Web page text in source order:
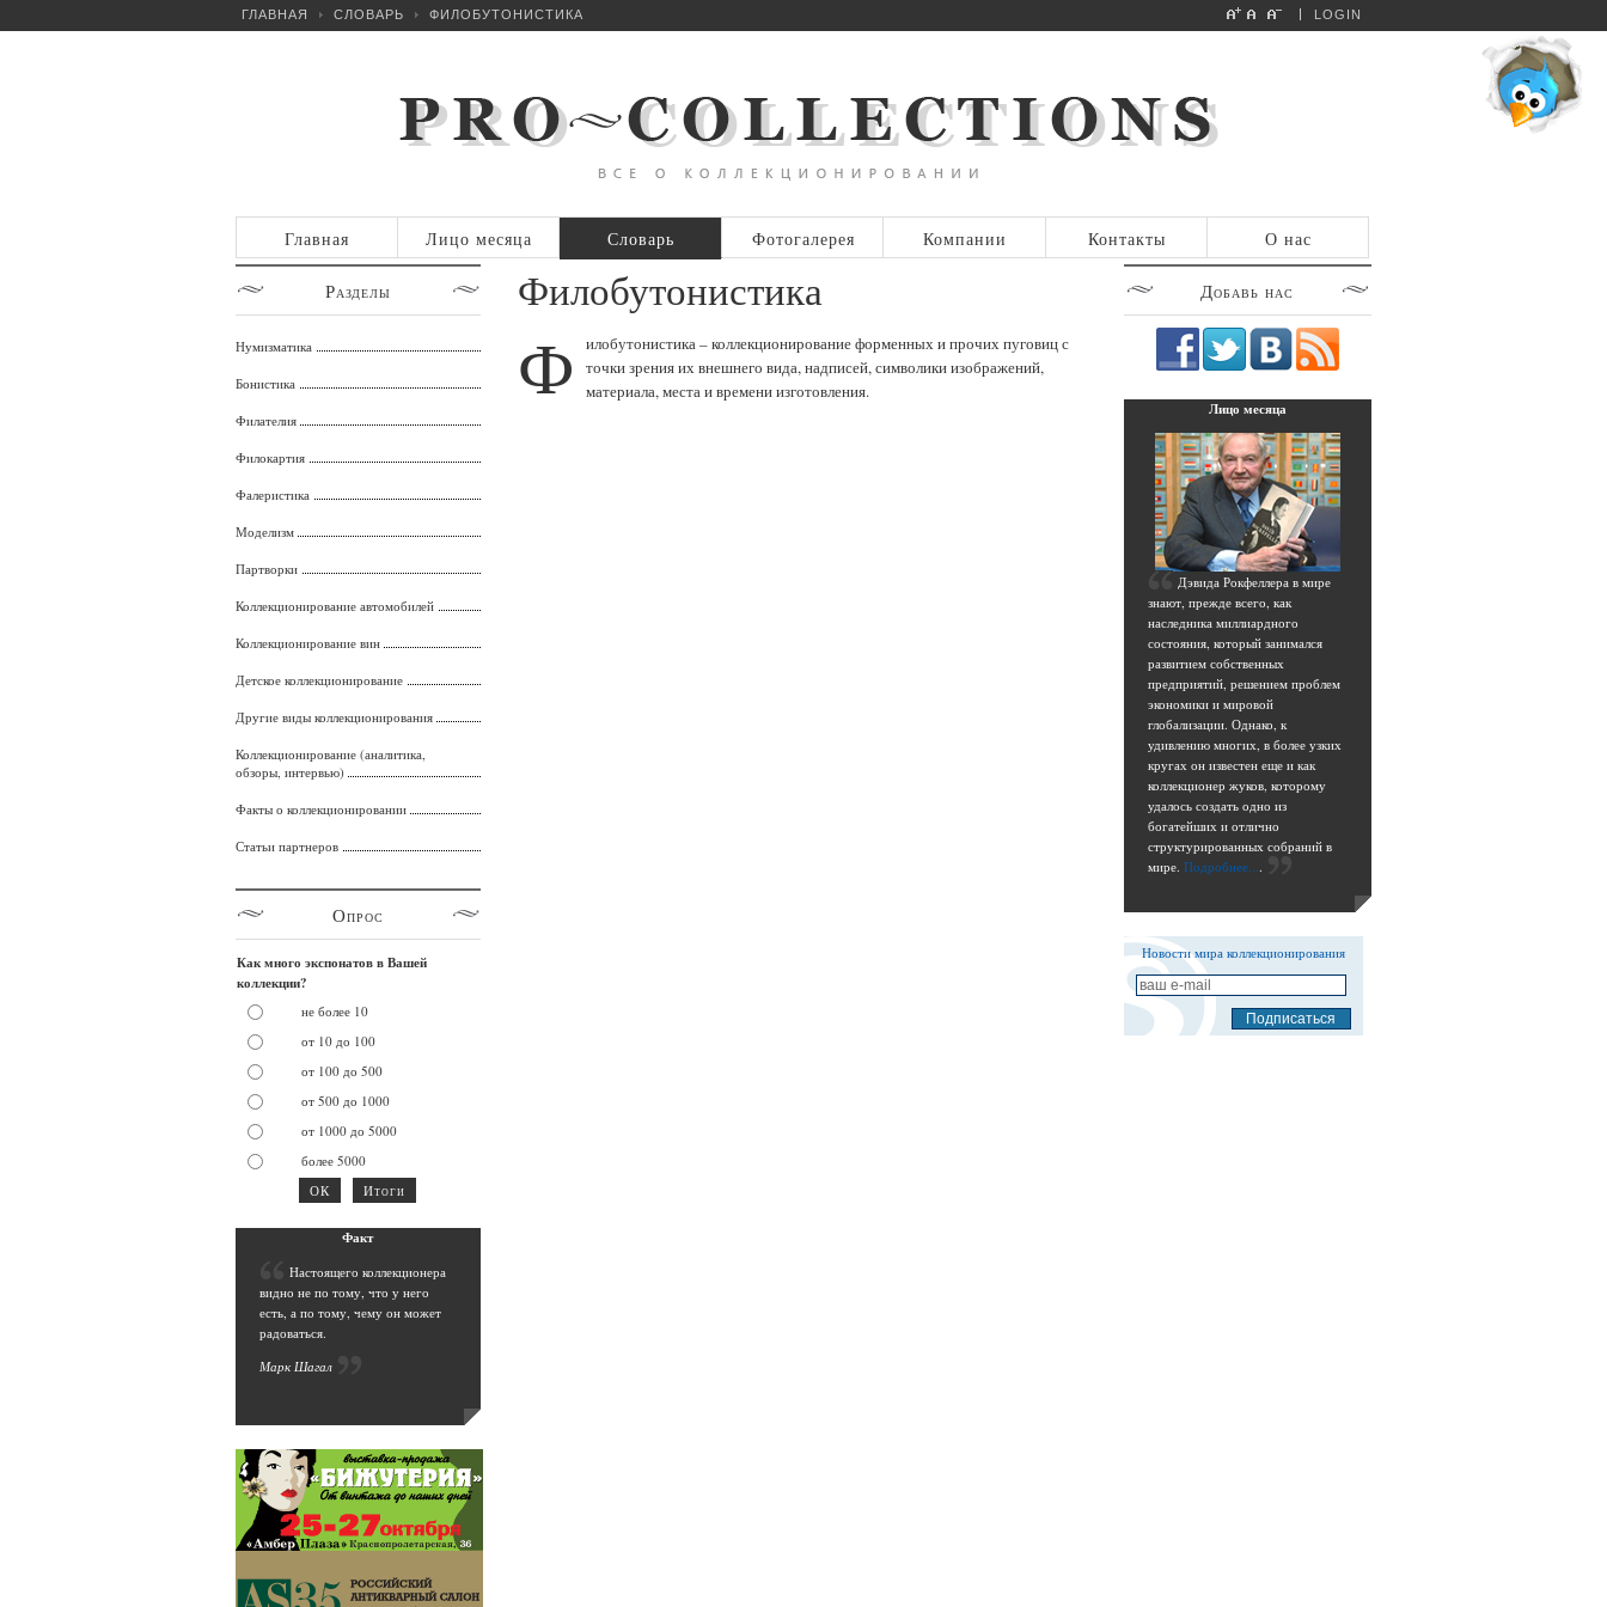
ГЛАВНАЯ СЛОВАРЬ ФИЛОБУТОНИСТИКА LOGIN
Главная Лицо месяца Словарь Фотогалерея Компании Контакты О нас
Филобутонистика
Ф
илобутонистика – коллекционирование форменных и прочих пуговиц с
точки зрения их внешнего вида, надписей, символики изображений,
материала, места и времени изготовления.
Разделы
Нумизматика
Бонистика
Филателия
Филокартия
Фалеристика
Моделизм
Партворки
Коллекционирование автомобилей
Коллекционирование вин
Детское коллекционирование
Другие виды коллекционирования
Коллекционирование (аналитика,
обзоры, интервью)
Факты о коллекционировании
Статьи партнеров
Опрос
Как много экспонатов в Вашей
коллекции?
не более 10
от 10 до 100
от 100 до 500
от 500 до 1000
от 1000 до 5000
более 5000
Факт
Настоящего коллекционера
видно не по тому, что у него
есть, а по тому, чему он может
радоваться.
Марк Шагал
Добавь нас
Лицо месяца
Дэвида Рокфеллера в мире
знают, прежде всего, как
наследника миллиардного
состояния, который занимался
развитием собственных
предприятий, решением проблем
экономики и мировой
глобализации. Однако, к
удивлению многих, в более узких
кругах он известен еще и как
коллекционер жуков, которому
удалось создать одно из
богатейших и отлично
структурированных собраний в
мире. Подробнее....
Новости мира коллекционирования